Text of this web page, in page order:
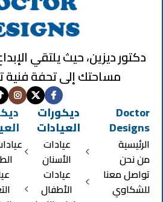
دكتور ديزين، حيث يلتقي
مساحتك إلى تحفة
Doctor
Designs
الرئيسية
من نحن
تواصل معنا
للشكاوي
ديكورات
العيادات
عيادات
الأسنان
عيادات
الأطفال